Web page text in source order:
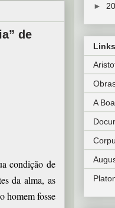
de
condição de
da alma, as
homem fosse
►
Links
A